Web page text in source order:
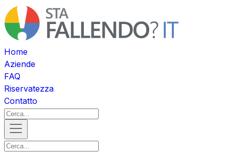
Home
Aziende
FAQ
Riservatezza
Contatto